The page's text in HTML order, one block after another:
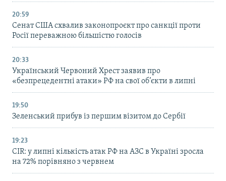
20:59
Cенат США схвалив законопроєкт про санкції проти
Росії переважною більшістю голосів
20:33
Український Червоний Хрест заявив про
«безпрецедентні атаки» РФ на свої об’єкти в липні
19:50
Зеленський прибув із першим візитом до Сербії
19:23
CIR: у липні кількість атак РФ на АЗС в Україні зросла
на 72% порівняно з червнем